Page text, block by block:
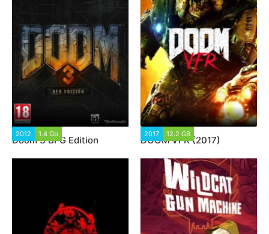
2012 1.4 Gb
Doom 3 BFG Edition
2017 12.2 GB 25 540
DOOM VFR (2017)